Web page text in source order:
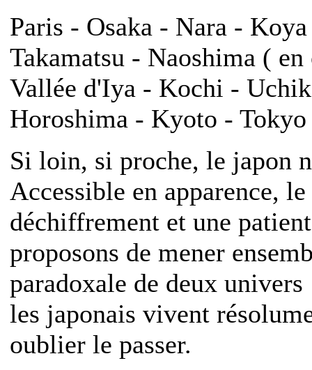
Paris - Osaka - Nara -
Takamatsu - Naoshima (
Vallée d'Iya - Kochi -
Horoshima - Kyoto -
Si loin, si proche, le japon
Accessible en apparence,
déchiffrement et une
proposons de mener
paradoxale de deux
les japonais vivent
oublier le passer.